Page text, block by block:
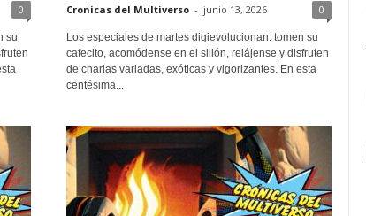
0
su
Cronicas del Multiverso - junio 13, 2026 0
Los especiales de martes digievolucionan: tomen su
cafecito, acomódense en el sillón, relájense y disfruten
de charlas variadas, exóticas y vigorizantes. En esta
centésima...